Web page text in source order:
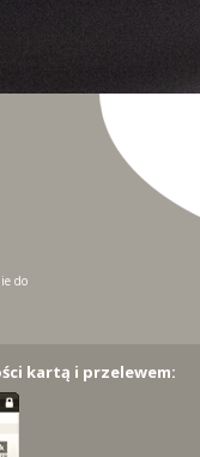
do
kartą i przelewem: